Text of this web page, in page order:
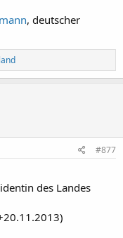
, deutscher
#877
des Landes